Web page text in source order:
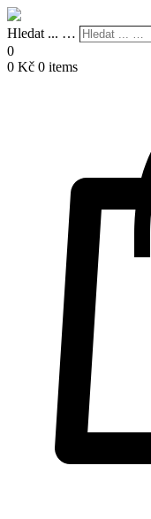
Hledat ... …
0
0 Kč 0 items